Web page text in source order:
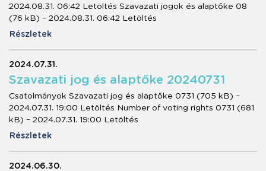
2024.08.31. 06:42 Letöltés Szavazati jogok és alaptőke 08
(76 kB) – 2024.08.31. 06:42 Letöltés
Részletek
2024.07.31.
Szavazati jog és alaptőke 20240731
Csatolmányok Szavazati jog és alaptőke 0731 (705 kB) –
2024.07.31. 19:00 Letöltés Number of voting rights 0731 (681
kB) – 2024.07.31. 19:00 Letöltés
Részletek
2024.06.30.